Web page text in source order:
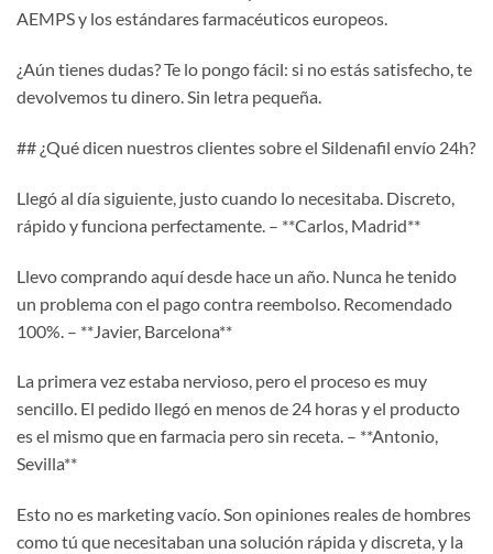
AEMPS y los estándares farmacéuticos europeos.
¿Aún tienes dudas? Te lo pongo fácil: si no estás satisfecho, te
devolvemos tu dinero. Sin letra pequeña.
## ¿Qué dicen nuestros clientes sobre el Sildenafil envío 24h?
Llegó al día siguiente, justo cuando lo necesitaba. Discreto,
rápido y funciona perfectamente. – **Carlos, Madrid**
Llevo comprando aquí desde hace un año. Nunca he tenido
un problema con el pago contra reembolso. Recomendado
100%. – **Javier, Barcelona**
La primera vez estaba nervioso, pero el proceso es muy
sencillo. El pedido llegó en menos de 24 horas y el producto
es el mismo que en farmacia pero sin receta. – **Antonio,
Sevilla**
Esto no es marketing vacío. Son opiniones reales de hombres
como tú que necesitaban una solución rápida y discreta, y la